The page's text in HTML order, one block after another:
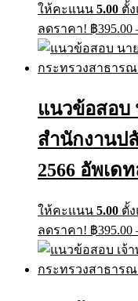
ให้คะแนน 5.00 ตั้
ลดราคา! ฿395.00
แนวข้อสอบ
สำนักงานป
2566 อัพเด
ให้คะแนน 5.00 ตั้
ลดราคา! ฿395.00